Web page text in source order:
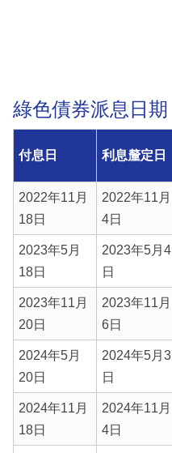
綠色債券派息日期
付息日 利息釐定日
2022年11月
18日
2022年11月
4日
2023年5月
18日
2023年5月4
日
2023年11月
20日
2023年11月
6日
2024年5月
20日
2024年5月3
日
2024年11月
18日
2024年11月
4日